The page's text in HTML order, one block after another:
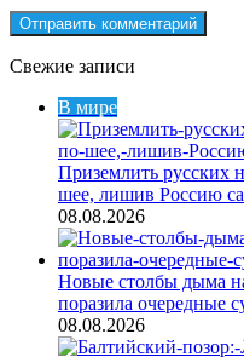
Свежие записи
В мире
Приземлить русских
шее, лишив Россию
08.08.2026
Новые столбы дыма
поразила очередные
08.08.2026